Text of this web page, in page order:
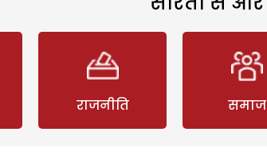
राजनीति समाज